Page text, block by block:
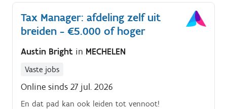
servicelevels nauwgezet worden opgevolgd en dat het
team proactief en strategisch handelt richting onze
belangrijkste klanten. Je bent niet alleen coach, maar
escalatiepunt in complexe dossiers .
Tax Manager: afdeling zelf uit
breiden - €5.000 of hoger
Austin Bright in MECHELEN
Vaste jobs
Online sinds 27 jul. 2026
En dat pad kan ook leiden tot vennoot!